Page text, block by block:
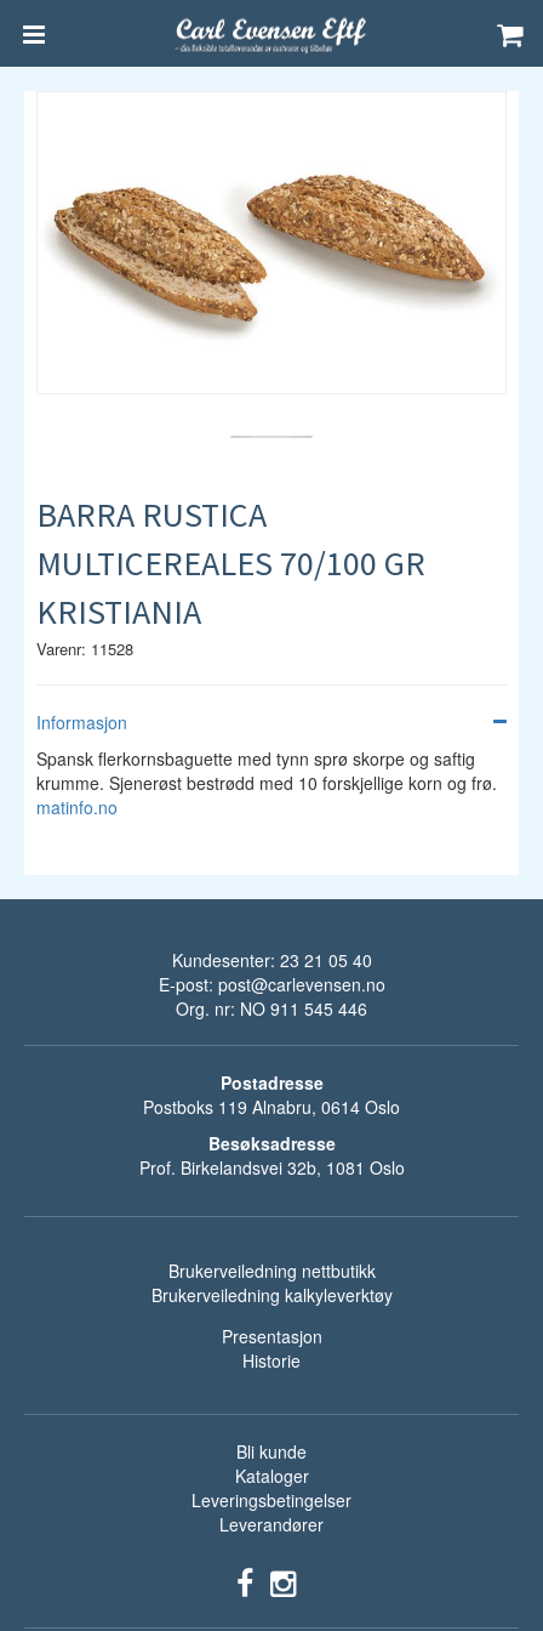
BARRA RUSTICA
MULTICEREALES 70/100 GR
KRISTIANIA
Varenr: 11528
Informasjon
Spansk flerkornsbaguette med tynn sprø skorpe og saftig
krumme. Sjenerøst bestrødd med 10 forskjellige korn og frø.
matinfo.no
Kundesenter: 23 21 05 40
E-post: post@carlevensen.no
Org. nr: NO 911 545 446
Postadresse
Postboks 119 Alnabru, 0614 Oslo
Besøksadresse
Prof. Birkelandsvei 32b, 1081 Oslo
Brukerveiledning nettbutikk
Brukerveiledning kalkyleverktøy
Presentasjon
Historie
Bli kunde
Kataloger
Leveringsbetingelser
Leverandører